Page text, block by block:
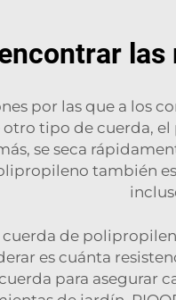
por las que a los
tipo de cuerda, el
se seca
también
cuerda de
es cuánta
para asegurar